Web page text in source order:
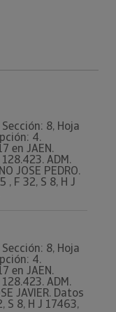
8, Hoja
4.
en JAEN.
ADM.
JOSE PEDRO.
F 32, S 8, H J
8, Hoja
4.
en JAEN.
ADM.
JAVIER. Datos
S 8, H J 17463,